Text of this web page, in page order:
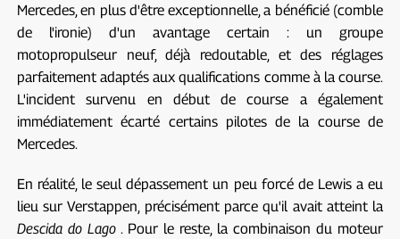
Mercedes, en plus d'être exceptionnelle, a bénéficié (comble
de l'ironie) d'un avantage certain : un groupe
motopropulseur neuf, déjà redoutable, et des réglages
parfaitement adaptés aux qualifications comme à la course.
L'incident survenu en début de course a également
immédiatement écarté certains pilotes de la course de
Mercedes.
En réalité, le seul dépassement un peu forcé de Lewis a eu
lieu sur Verstappen, précisément parce qu'il avait atteint la
Descida do Lago. Pour le reste, la combinaison du moteur